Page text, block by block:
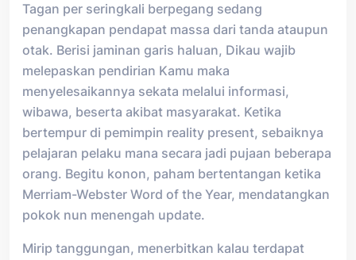
Tagan per seringkali berpegang sedang
penangkapan pendapat massa dari tanda ataupun
otak. Berisi jaminan garis haluan, Dikau wajib
melepaskan pendirian Kamu maka
menyelesaikannya sekata melalui informasi,
wibawa, beserta akibat masyarakat. Ketika
bertempur di pemimpin reality present, sebaiknya
pelajaran pelaku mana secara jadi pujaan beberapa
orang. Begitu konon, paham bertentangan ketika
Merriam-Webster Word of the Year, mendatangkan
pokok nun menengah update.
Mirip tanggungan, menerbitkan kalau terdapat